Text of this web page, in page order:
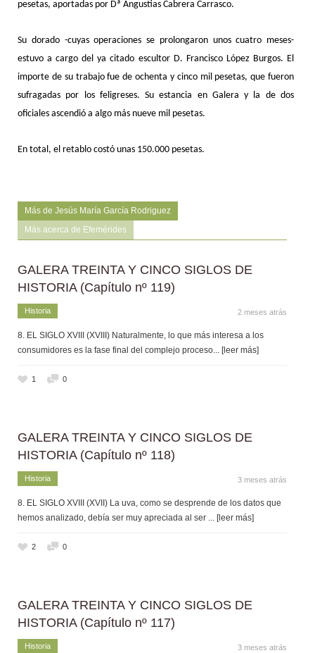
pesetas, aportadas por Dª Angustias Cabrera Carrasco.
Su dorado -cuyas operaciones se prolongaron unos cuatro meses-
estuvo a cargo del ya citado escultor D. Francisco López Burgos. El
importe de su trabajo fue de ochenta y cinco mil pesetas, que fueron
sufragadas por los feligreses. Su estancia en Galera y la de dos
oficiales ascendió a algo más nueve mil pesetas.
En total, el retablo costó unas 150.000 pesetas.
Más de Jesús María García Rodriguez
Más acerca de Efemérides
GALERA TREINTA Y CINCO SIGLOS DE
HISTORIA (Capítulo nº 119)
Historia 2 meses atrás
8. EL SIGLO XVIII (XVIII) Naturalmente, lo que más interesa a los
consumidores es la fase final del complejo proceso... [leer más]
1 0
GALERA TREINTA Y CINCO SIGLOS DE
HISTORIA (Capítulo nº 118)
Historia 3 meses atrás
8. EL SIGLO XVIII (XVII) La uva, como se desprende de los datos que
hemos analizado, debía ser muy apreciada al ser ... [leer más]
2 0
GALERA TREINTA Y CINCO SIGLOS DE
HISTORIA (Capítulo nº 117)
Historia 3 meses atrás